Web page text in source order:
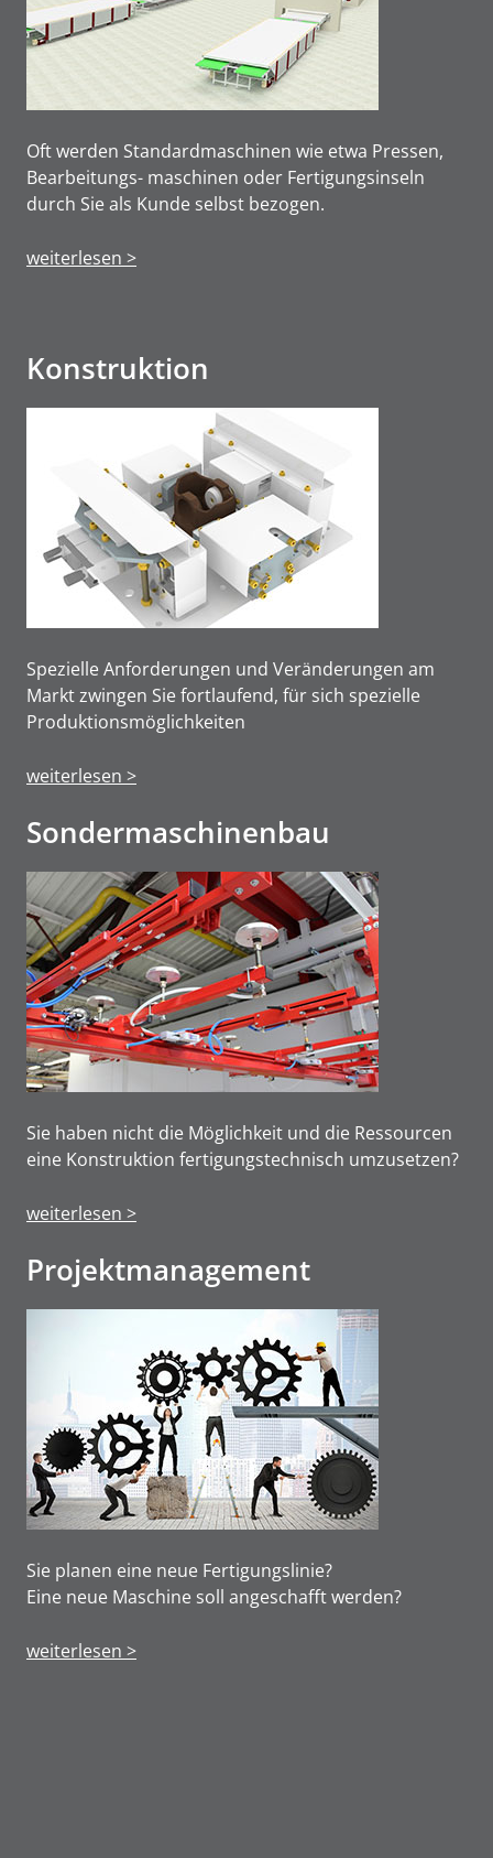
Oft werden Standardmaschinen wie etwa Pressen,
Bearbeitungs- maschinen oder Fertigungsinseln
durch Sie als Kunde selbst bezogen.
weiterlesen >
Konstruktion
Spezielle Anforderungen und Veränderungen am
Markt zwingen Sie fortlaufend, für sich spezielle
Produktions­möglichkeiten
weiterlesen >
Sonderma­schinen­bau
Sie haben nicht die Möglichkeit und die Ressourcen
eine Konstruktion fertigungstechnisch umzusetzen?
weiterlesen >
Projektmanage­ment
Sie planen eine neue Fertigungslinie?
Eine neue Maschine soll angeschafft werden?
weiterlesen >